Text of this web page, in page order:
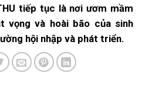
tiếp tục là nơi ươm mầm
vọng và hoài bão của sinh
hội nhập và phát triển.